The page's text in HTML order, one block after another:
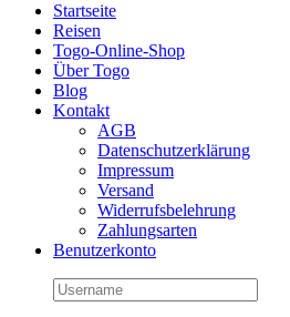
Startseite
Reisen
Togo-Online-Shop
Über Togo
Blog
Kontakt
AGB
Datenschutzerklärung
Impressum
Versand
Widerrufsbelehrung
Zahlungsarten
Benutzerkonto